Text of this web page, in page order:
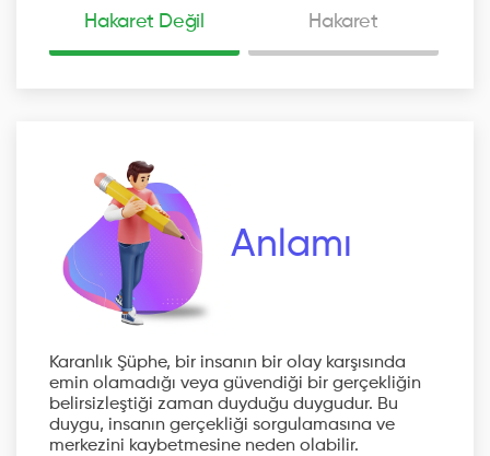
Hakaret Değil Hakaret
Anlamı
Karanlık Şüphe, bir insanın bir olay karşısında
emin olamadığı veya güvendiği bir gerçekliğin
belirsizleştiği zaman duyduğu duygudur. Bu
duygu, insanın gerçekliği sorgulamasına ve
merkezini kaybetmesine neden olabilir.